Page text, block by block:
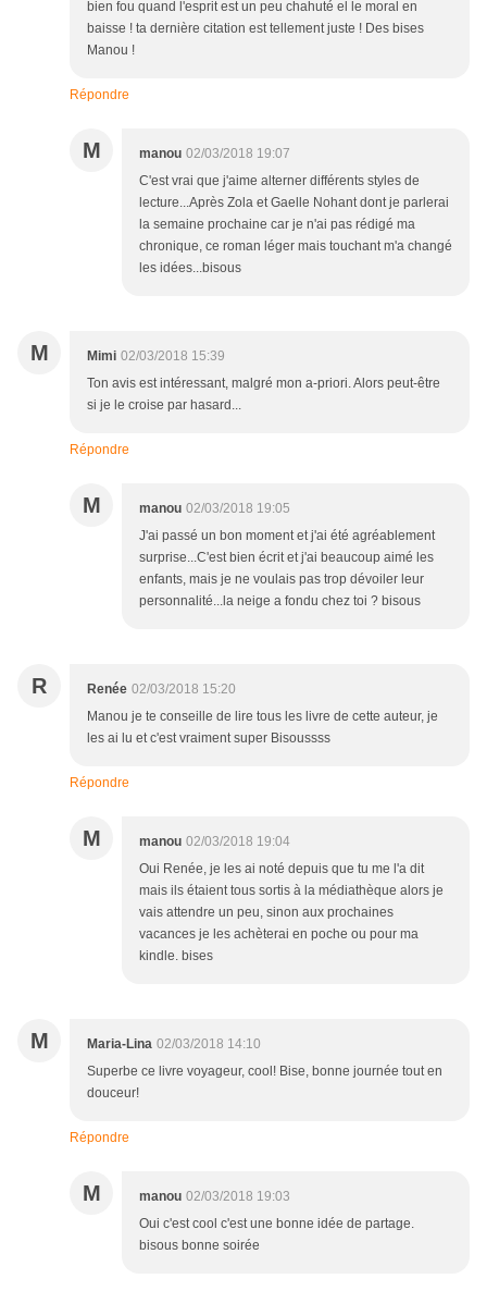
bien fou quand l'esprit est un peu chahuté el le moral en
baisse ! ta dernière citation est tellement juste ! Des bises
Manou !
Répondre
M manou 02/03/2018 19:07
C'est vrai que j'aime alterner différents styles de
lecture...Après Zola et Gaelle Nohant dont je parlerai
la semaine prochaine car je n'ai pas rédigé ma
chronique, ce roman léger mais touchant m'a changé
les idées...bisous
M Mimi 02/03/2018 15:39
Ton avis est intéressant, malgré mon a-priori. Alors peut-être
si je le croise par hasard...
Répondre
M manou 02/03/2018 19:05
J'ai passé un bon moment et j'ai été agréablement
surprise...C'est bien écrit et j'ai beaucoup aimé les
enfants, mais je ne voulais pas trop dévoiler leur
personnalité...la neige a fondu chez toi ? bisous
R Renée 02/03/2018 15:20
Manou je te conseille de lire tous les livre de cette auteur, je
les ai lu et c'est vraiment super Bisoussss
Répondre
M manou 02/03/2018 19:04
Oui Renée, je les ai noté depuis que tu me l'a dit
mais ils étaient tous sortis à la médiathèque alors je
vais attendre un peu, sinon aux prochaines
vacances je les achèterai en poche ou pour ma
kindle. bises
M Maria-Lina 02/03/2018 14:10
Superbe ce livre voyageur, cool! Bise, bonne journée tout en
douceur!
Répondre
M manou 02/03/2018 19:03
Oui c'est cool c'est une bonne idée de partage.
bisous bonne soirée